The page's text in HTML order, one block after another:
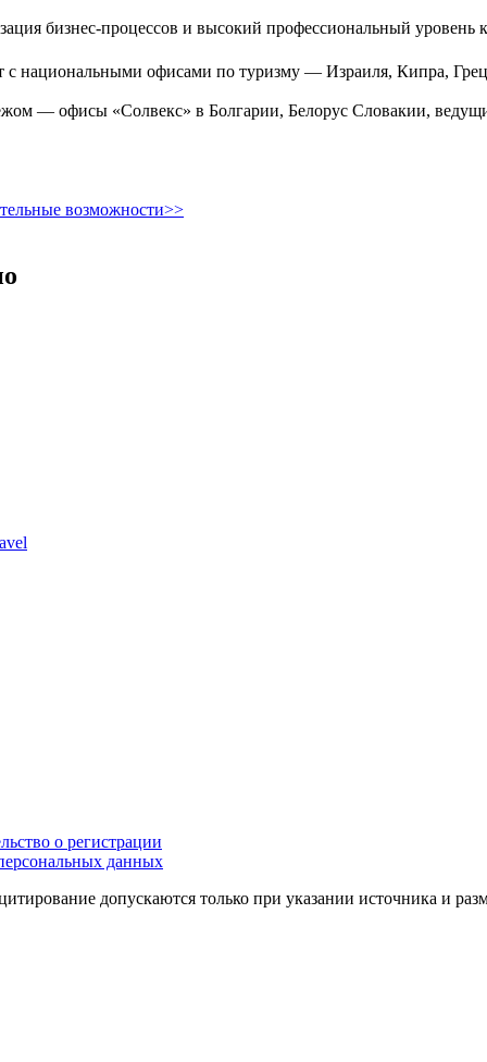
бизнес-процессов и высокий профессиональный уровень
с национальными офисами по туризму — Израиля, Кипра,
— офисы «Солвекс» в Болгарии, Белорус Словакии,
возможности>>
о регистрации
данных
допускаются только при указании источника и